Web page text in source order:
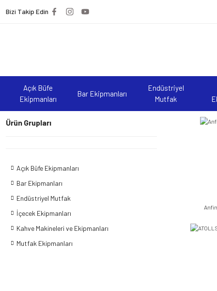
Bizi Takip Edin
Açık Büfe
Ekipmanları
Bar Ekipmanları
Endüstriyel
Mutfak
Ürün Grupları
Açık Büfe Ekipmanları
Bar Ekipmanları
Endüstriyel Mutfak
İçecek Ekipmanları
Kahve Makineleri ve Ekipmanları
Mutfak Ekipmanları